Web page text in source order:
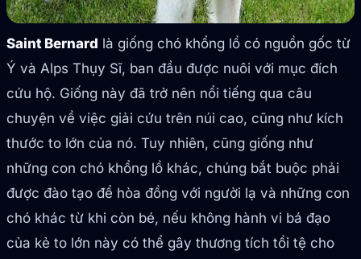
Saint Bernard là giống chó khổng lồ có nguồn gốc từ
Ý và Alps Thụy Sĩ, ban đầu được nuôi với mục đích
cứu hộ. Giống này đã trở nên nổi tiếng qua câu
chuyện về việc giải cứu trên núi cao, cũng như kích
thước to lớn của nó. Tuy nhiên, cũng giống như
những con chó khổng lồ khác, chúng bắt buộc phải
được đào tạo để hòa đồng với người lạ và những con
chó khác từ khi còn bé, nếu không hành vi bá đạo
của kẻ to lớn này có thể gây thương tích tồi tệ cho